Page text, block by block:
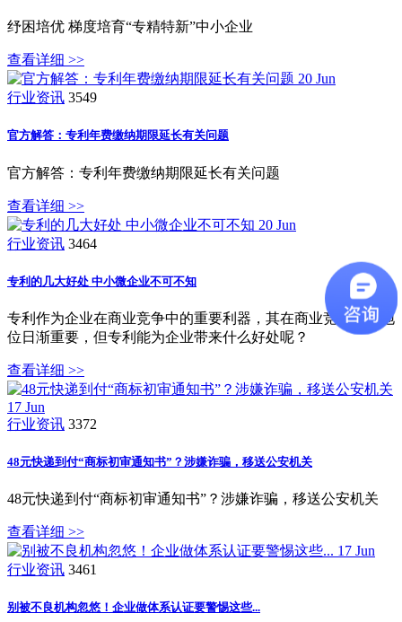
纾困培优 梯度培育“专精特新”中小企业
查看详细 >>
20 Jun
行业资讯 3549
官方解答：专利年费缴纳期限延长有关问题
官方解答：专利年费缴纳期限延长有关问题
查看详细 >>
20 Jun
行业资讯 3464
专利的几大好处 中小微企业不可不知
专利作为企业在商业竞争中的重要利器，其在商业竞争中的地
位日渐重要，但专利能为企业带来什么好处呢？
查看详细 >>
17 Jun
行业资讯 3372
48元快递到付“商标初审通知书”？涉嫌诈骗，移送公安机关
48元快递到付“商标初审通知书”？涉嫌诈骗，移送公安机关
查看详细 >>
17 Jun
行业资讯 3461
别被不良机构忽悠！企业做体系认证要警惕这些...